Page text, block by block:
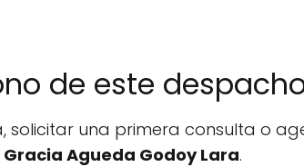
de este
solicitar una primera consulta o
Gracia Agueda Godoy Lara.